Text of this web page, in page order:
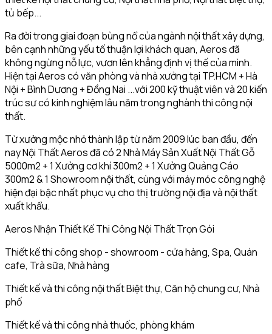
tủ bếp...
Ra đời trong giai đoạn bùng nổ của ngành nội thất xây dựng,
bên cạnh những yếu tố thuận lợi khách quan, Aeros đã
không ngừng nỗ lực, vươn lên khẳng định vị thế của mình.
Hiện tại Aeros có văn phòng và nhà xưởng tại TP.HCM + Hà
Nội + Bình Dương + Đồng Nai ...với 200 kỹ thuật viên và 20 kiến
trúc sư có kinh nghiệm lâu năm trong nghành thi công nội
thất.
Từ xưởng mộc nhỏ thành lập từ năm 2009 lúc ban đầu, đến
nay Nội Thất Aeros đã có 2 Nhà Máy Sản Xuất Nội Thất Gỗ
5000m2 + 1 Xưởng cơ khí 300m2 + 1 Xưởng Quảng Cáo
300m2 & 1 Showroom nội thất, cùng với máy móc công nghệ
hiện đại bậc nhất phục vụ cho thị trường nội địa và nội thất
xuất khẩu.
Aeros Nhận Thiết Kế Thi Công Nội Thất Trọn Gói
Thiết kế thi công shop - showroom - cửa hàng, Spa, Quán
cafe, Trà sữa, Nhà hàng
Thiết kế và thi công nội thất Biệt thự, Căn hộ chung cư, Nhà
phố
Thiết kế và thi công nhà thuốc, phòng khám